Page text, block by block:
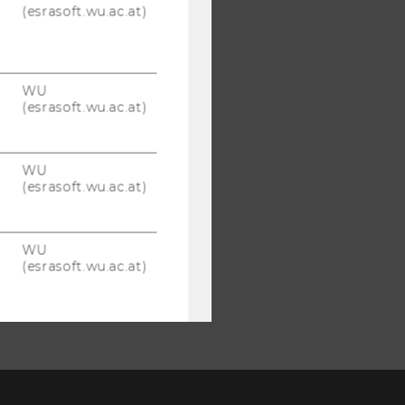
(esrasoft.wu.ac.at)
WU
(esrasoft.wu.ac.at)
WU
(esrasoft.wu.ac.at)
WU
(esrasoft.wu.ac.at)